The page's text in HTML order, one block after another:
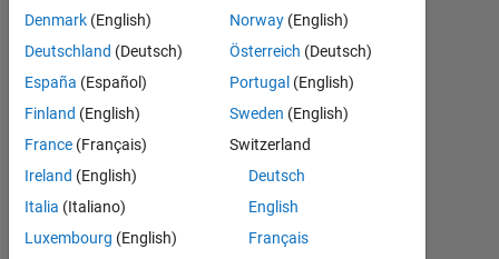
Anastasia
Anastasiadou's
MATLAB
Answers
Badges
Tout
Denmark (English)
Deutschland (Deutsch)
España (Español)
Finland (English)
France (Français)
Ireland (English)
Italia (Italiano)
Luxembourg (English)
Norway(English)
Österreich (Deutsch)
Portugal (English)
Sweden (English)
Switzerland
Deutsch
English
Français